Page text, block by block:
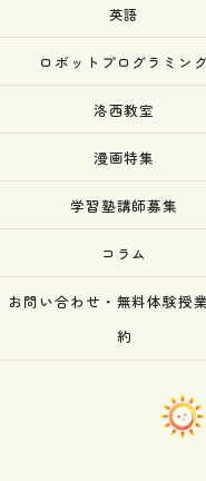
英語
ロボットプログラミン
洛西教室
漫画特集
学習塾講師募集
コラム
お問い合わせ・無料体験授
約